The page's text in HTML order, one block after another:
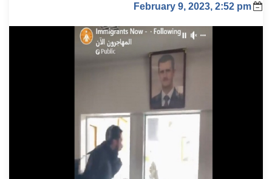
February 9, 2023, 2:52 pm